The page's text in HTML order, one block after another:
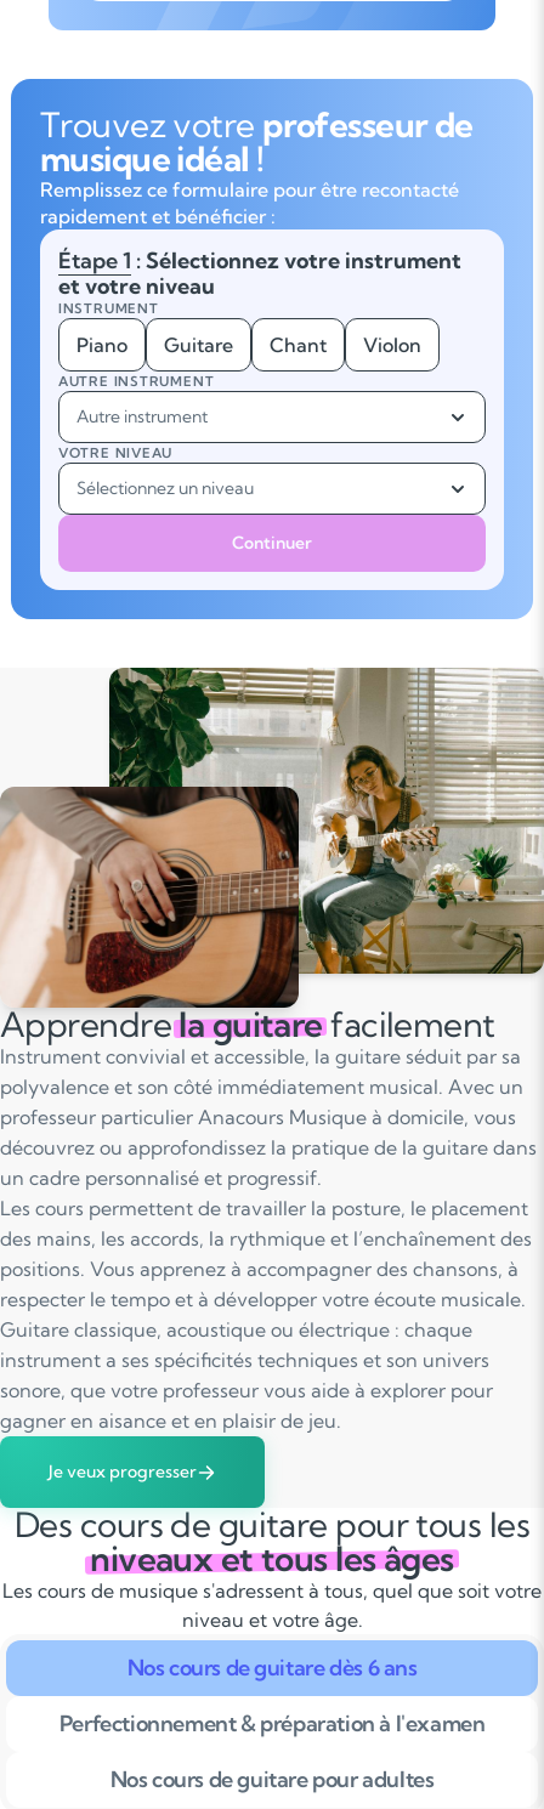
Trouvez votre professeur de
musique idéal !
Remplissez ce formulaire pour être recontacté
rapidement et bénéficier :
Étape 1 : Sélectionnez votre instrument
et votre niveau
INSTRUMENT
Piano Guitare Chant Violon
AUTRE INSTRUMENT
Autre instrument
VOTRE NIVEAU
Sélectionnez un niveau
Continuer
Apprendrela guitarefacilement
Instrument convivial et accessible, la guitare séduit par sa
polyvalence et son côté immédiatement musical. Avec un
professeur particulier Anacours Musique à domicile, vous
découvrez ou approfondissez la pratique de la guitare dans
un cadre personnalisé et progressif.
Les cours permettent de travailler la posture, le placement
des mains, les accords, la rythmique et l’enchaînement des
positions. Vous apprenez à accompagner des chansons, à
respecter le tempo et à développer votre écoute musicale.
Guitare classique, acoustique ou électrique : chaque
instrument a ses spécificités techniques et son univers
sonore, que votre professeur vous aide à explorer pour
gagner en aisance et en plaisir de jeu.
Je veux progresser
Des cours de guitare pour tous les
niveaux et tous les âges
Les cours de musique s'adressent à tous, quel que soit votre
niveau et votre âge.
Nos cours de guitare dès 6 ans
Perfectionnement & préparation à l'examen
Nos cours de guitare pour adultes